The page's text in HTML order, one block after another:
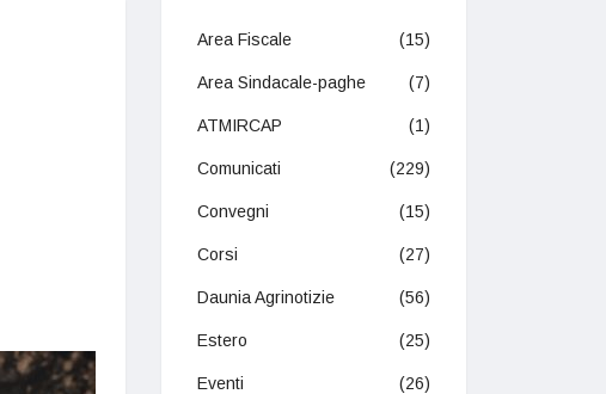
Area Fiscale (15)
Area Sindacale-paghe (7)
ATMIRCAP (1)
Comunicati (229)
Convegni (15)
Corsi (27)
Daunia Agrinotizie (56)
Estero (25)
Eventi (26)